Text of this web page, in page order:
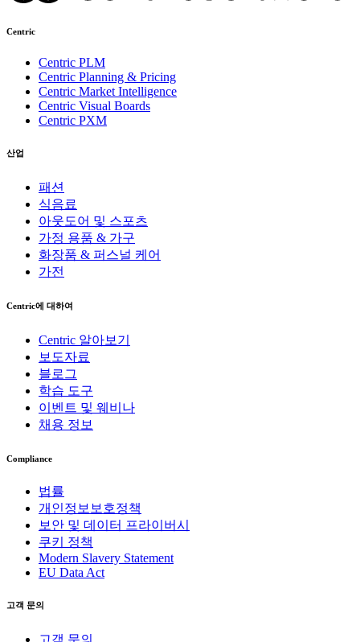
Centric
Centric PLM
Centric Planning & Pricing
Centric Market Intelligence
Centric Visual Boards
Centric PXM
산업
패션
식음료
아웃도어 및 스포츠
가정 용품 & 가구
화장품 & 퍼스널 케어
가전
Centric에 대하여
Centric 알아보기
보도자료
블로그
학습 도구
이벤트 및 웨비나
채용 정보
Compliance
법률
개인정보보호정책
보안 및 데이터 프라이버시
쿠키 정책
Modern Slavery Statement
EU Data Act
고객 문의